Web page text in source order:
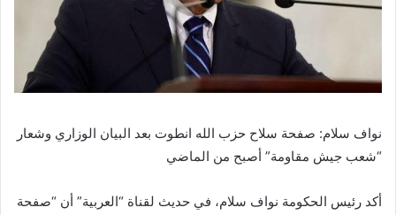
نواف سلام: صفحة سلاح حزب الله انطوت بعد البيان الوزاري وشعار
“شعب جيش مقاومة” أصبح من الماضي
أكد رئيس الحكومة نواف سلام، في حديث لقناة “العربية” أن “صفحة